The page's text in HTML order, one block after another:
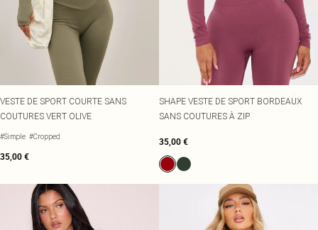
VESTE DE SPORT COURTE SANS
COUTURES VERT OLIVE
#Simple #Cropped
35,00 €
SHAPE VESTE DE SPORT BORDEAUX
SANS COUTURES À ZIP
35,00 €